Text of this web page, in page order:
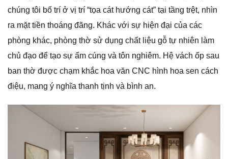
chúng tôi bố trí ở vị trí “tọa cát hướng cát” tại tầng trệt, nhìn
ra mặt tiền thoáng đãng. Khác với sự hiện đại của các
phòng khác, phòng thờ sử dụng chất liệu gỗ tự nhiên làm
chủ đạo để tạo sự ấm cúng và tôn nghiêm. Hệ vách ốp sau
ban thờ được chạm khắc hoa văn CNC hình hoa sen cách
điệu, mang ý nghĩa thanh tịnh và bình an.